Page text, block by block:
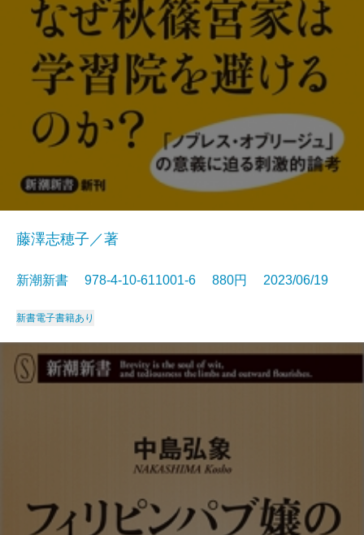
藤澤志穂子／著
新潮新書 978-4-10-611001-6 880円 2023/06/19
新書電子書籍あり